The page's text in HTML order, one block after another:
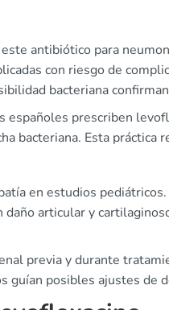
antibiótico para
con riesgo de
bacteriana
españoles prescriben
bacteriana. Esta
en estudios
articular y
previa y durante
guían posibles ajustes de